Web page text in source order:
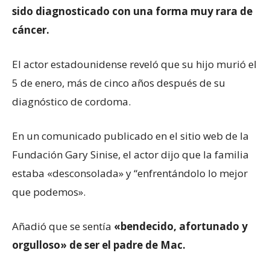
sido diagnosticado con una forma muy rara de
cáncer.
El actor estadounidense reveló que su hijo murió el
5 de enero, más de cinco años después de su
diagnóstico de cordoma.
En un comunicado publicado en el sitio web de la
Fundación Gary Sinise, el actor dijo que la familia
estaba «desconsolada» y “enfrentándolo lo mejor
que podemos».
Añadió que se sentía «bendecido, afortunado y
orgulloso» de ser el padre de Mac.